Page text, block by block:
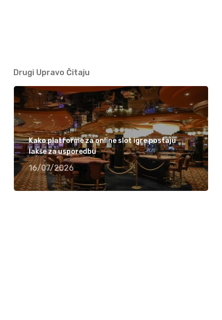
Drugi Upravo Čitaju
Kako platforme za online slot igre postaju
lakše za usporedbu
16/07/2026